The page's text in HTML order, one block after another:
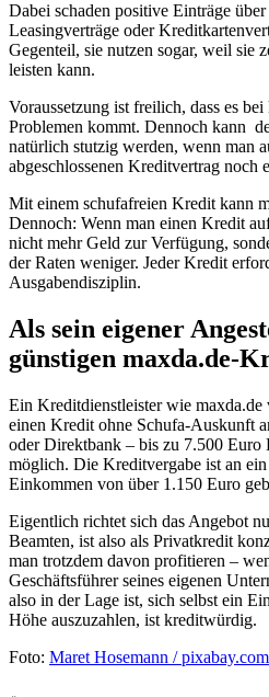
Dabei schaden positive Einträge
Leasingverträge oder
Gegenteil, sie nutzen sogar, weil sie
leisten kann.
Voraussetzung ist freilich, dass es
Problemen kommt. Dennoch kann
natürlich stutzig werden, wenn man
abgeschlossenen Kreditvertrag noch
Mit einem schufafreien Kredit kann
Dennoch: Wenn man einen Kredit
nicht mehr Geld zur Verfügung,
der Raten weniger. Jeder Kredit
Ausgabendisziplin.
Als sein eigener
günstigen maxda.de-
Ein Kreditdienstleister wie maxda.de
einen Kredit ohne Schufa-Auskunft
oder Direktbank – bis zu 7.500 Euro
möglich. Die Kreditvergabe ist an
Einkommen von über 1.150 Euro
Eigentlich richtet sich das Angebot
Beamten, ist also als Privatkredit
man trotzdem davon profitieren –
Geschäftsführer seines eigenen
also in der Lage ist, sich selbst ein
Höhe auszuzahlen, ist kreditwürdig.
Foto: Maret Hosemann / pixabay.com